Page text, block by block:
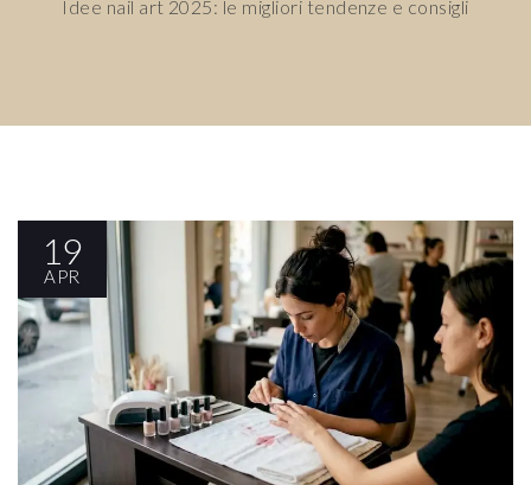
Idee nail art 2025: le migliori tendenze e consigli
19
APR